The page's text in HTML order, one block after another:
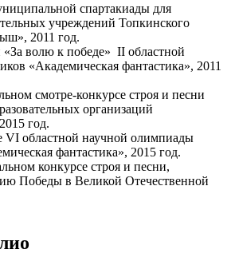
спартакиады для
учреждений Топкинского
2011 год.
волю к победе» II областной
«Академическая фантастика», 2011
смотре-конкурсе строя и песни
организаций
год.
VI областной научной олимпиады
фантастика», 2015 год.
конкурсе строя и песни,
Победы в Великой Отечественной